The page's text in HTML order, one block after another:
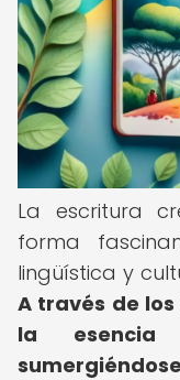
La escritura
forma
lingüística y
A través de
la